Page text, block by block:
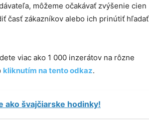
môžeme očakávať zvýšenie cien
časť zákazníkov alebo ich prinútiť hľadať
viac ako 1 000 inzerátov na rôzne
kliknutím na tento odkaz.
ako švajčiarske hodinky!